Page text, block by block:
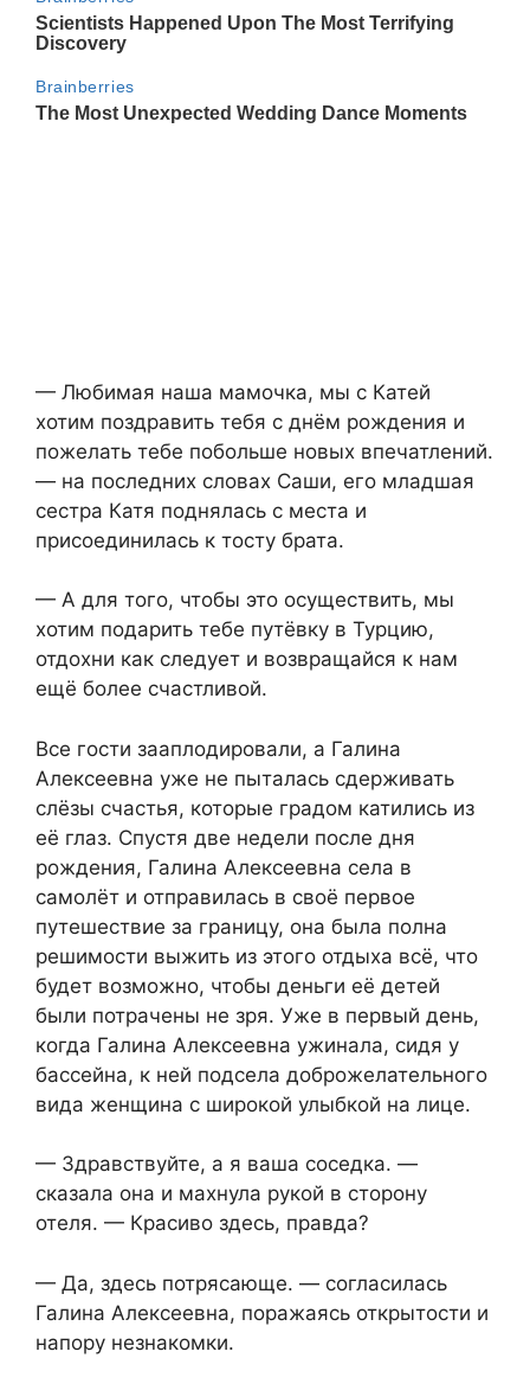
— Любимая наша мамочка, мы с Катей
хотим поздравить тебя с днём рождения и
пожелать тебе побольше новых впечатлений.
— на последних словах Саши, его младшая
сестра Катя поднялась с места и
присоединилась к тосту брата.
— А для того, чтобы это осуществить, мы
хотим подарить тебе путёвку в Турцию,
отдохни как следует и возвращайся к нам
ещё более счастливой.
Все гости зааплодировали, а Галина
Алексеевна уже не пыталась сдерживать
слёзы счастья, которые градом катились из
её глаз. Спустя две недели после дня
рождения, Галина Алексеевна села в
самолёт и отправилась в своё первое
путешествие за границу, она была полна
решимости выжить из этого отдыха всё, что
будет возможно, чтобы деньги её детей
были потрачены не зря. Уже в первый день,
когда Галина Алексеевна ужинала, сидя у
бассейна, к ней подсела доброжелательного
вида женщина с широкой улыбкой на лице.
— Здравствуйте, а я ваша соседка. —
сказала она и махнула рукой в сторону
отеля. — Красиво здесь, правда?
— Да, здесь потрясающе. — согласилась
Галина Алексеевна, поражаясь открытости и
напору незнакомки.